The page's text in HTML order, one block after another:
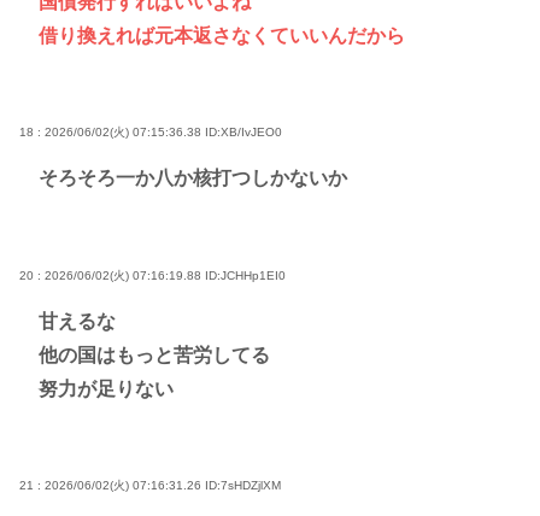
借り換えれば元本返さなくていいんだから
18 : 2026/06/02(火) 07:15:36.38 ID:XB/IvJEO0
そろそろ一か八か核打つしかないか
20 : 2026/06/02(火) 07:16:19.88 ID:JCHHp1EI0
甘えるな
他の国はもっと苦労してる
努力が足りない
21 : 2026/06/02(火) 07:16:31.26 ID:7sHDZjlXM